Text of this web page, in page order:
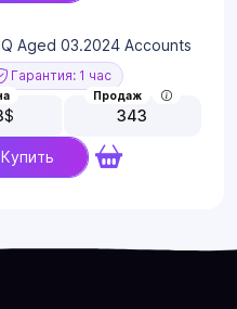
Aged 03.2024 Accounts
Гарантия: 1 час
$
Продаж
343
Купить